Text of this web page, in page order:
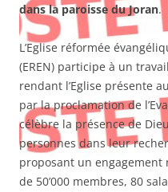
dans la paroisse du Joran.
L’Eglise réformée
(EREN) participe à un
rendant l’Eglise présente
par la proclamation de
célèbre la présence de
personnes dans leur
proposant un engagement
de 50’000 membres, 80